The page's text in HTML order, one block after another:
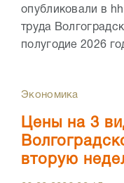
опубликовали в
труда
полугодие 2026
Экономика
Цены на 3
вторую